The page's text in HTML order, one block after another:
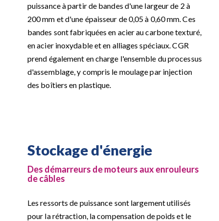
puissance à partir de bandes d'une largeur de 2 à
200 mm et d'une épaisseur de 0,05 à 0,60 mm. Ces
bandes sont fabriquées en acier au carbone texturé,
en acier inoxydable et en alliages spéciaux. CGR
prend également en charge l'ensemble du processus
d'assemblage, y compris le moulage par injection
des boîtiers en plastique.
Stockage d'énergie
Des démarreurs de moteurs aux enrouleurs
de câbles
Les ressorts de puissance sont largement utilisés
pour la rétraction, la compensation de poids et le